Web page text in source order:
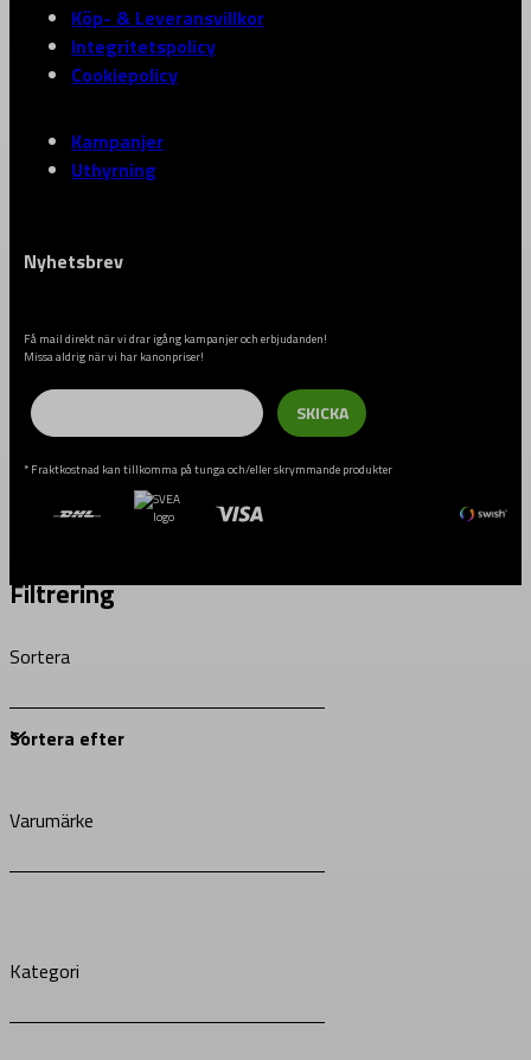
Köp- & Leveransvillkor
Integritetspolicy
Cookiepolicy
Kampanjer
Uthyrning
Nyhetsbrev
Få mail direkt när vi drar igång kampanjer och erbjudanden!
Missa aldrig när vi har kanonpriser!
Email
SKICKA
* Fraktkostnad kan tillkomma på tunga och/eller skrymmande produkter
Filtrering
Sortera
Varumärke
Kategori